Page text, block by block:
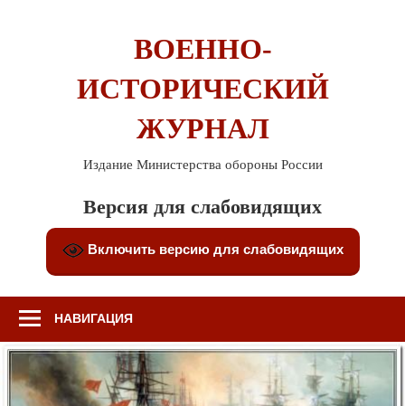
ВОЕННО-
ИСТОРИЧЕСКИЙ
ЖУРНАЛ
Издание Министерства обороны России
Версия для слабовидящих
Включить версию для слабовидящих
НАВИГАЦИЯ